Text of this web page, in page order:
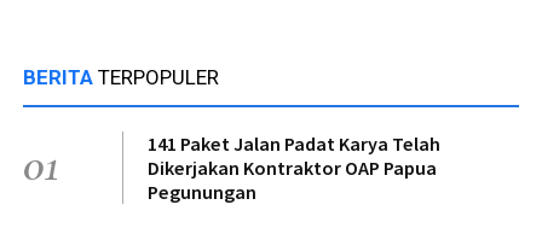
BERITA TERPOPULER
01
141 Paket Jalan Padat Karya Telah
Dikerjakan Kontraktor OAP Papua
Pegunungan